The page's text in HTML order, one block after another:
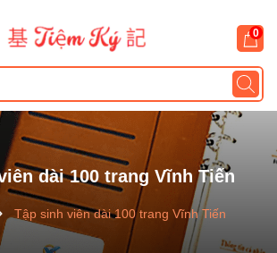
0
dài 100 trang Vĩnh Tiến
Tập sinh viên dài 100 trang Vĩnh Tiến